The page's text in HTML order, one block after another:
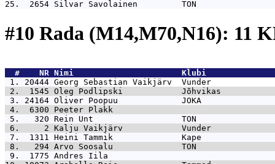
25.  2654 Silvar Savolainen         TON
#10 Rada (M14,M70,N16): 11
  #    NR
Nimi                      Klubi
1. 20444 Georg Sebastian Vaikjärv  Vunder
2.  1545 Oleg Podlipski            Jõhvikas
3. 24164 Oliver Poopuu             JOKA
4.  6300 Peeter Plakk
5.   320 Rein Unt                  TON
6.     2 Kalju Vaikjärv            Vunder
7.  1311 Heini Tammik              Kape
8.   294 Arvo Soosalu              TON
9.  1775 Andres Iila